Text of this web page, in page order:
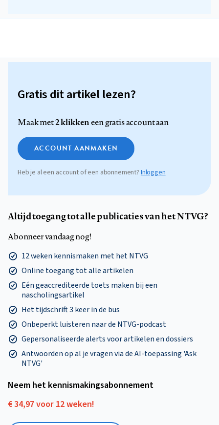
Gratis dit artikel lezen?
Maak met2 klikkeneen gratis account aan
ACCOUNT AANMAKEN
Heb je al een account of een abonnement? Inloggen
Altijd toegang tot alle publicaties van het NTVG?
Abonneer vandaag nog!
12 weken kennismaken met het NTVG
Online toegang tot alle artikelen
Eén geaccrediteerde toets maken bij een
nascholingsartikel
Het tijdschrift 3 keer in de bus
Onbeperkt luisteren naar de NTVG-podcast
Gepersonaliseerde alerts voor artikelen en dossiers
Antwoorden op al je vragen via de AI-toepassing 'Ask
NTVG'
Neem het kennismakings­abonnement
€ 34,97 voor 12 weken!